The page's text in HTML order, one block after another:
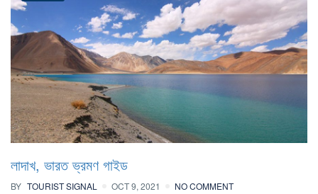
লাদাখ, ভারত ভ্রমণ গাইড
BY TOURIST SIGNAL OCT 9, 2021 NO COMMENT